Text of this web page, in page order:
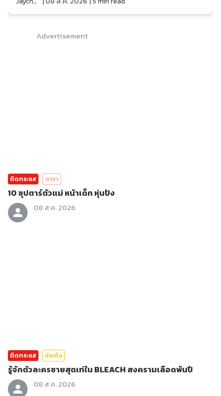
Advertisement
ติดกระแส ดารา
10 ซุปตาร์ตัวแม่ หน้าเด็ก หุ่นปัง
08 ส.ค. 2026
ติดกระแส บันเทิง
รู้จักตัวละครชายสุดเท่ใน BLEACH สงครามเลือดพันปี
08 ส.ค. 2026